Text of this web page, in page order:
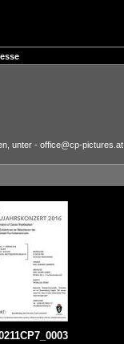
unter - office@cp-pictures.at